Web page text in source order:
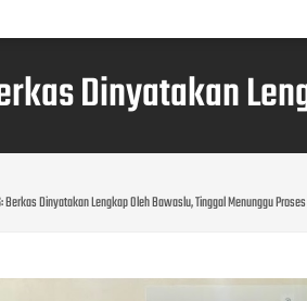
Dinyatakan
Berkas Dinyatakan Lengkap Oleh Bawaslu, Tinggal Menunggu